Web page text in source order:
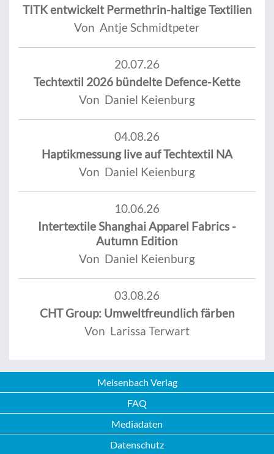
TITK entwickelt Permethrin-haltige Textilien
Von Antje Schmidtpeter
20.07.26
Techtextil 2026 bündelte Defence-Kette
Von Daniel Keienburg
04.08.26
Haptikmessung live auf Techtextil NA
Von Daniel Keienburg
10.06.26
Intertextile Shanghai Apparel Fabrics -
Autumn Edition
Von Daniel Keienburg
03.08.26
CHT Group: Umweltfreundlich färben
Von Larissa Terwart
Meisenbach Verlag
FAQ
Mediadaten
Datenschutz